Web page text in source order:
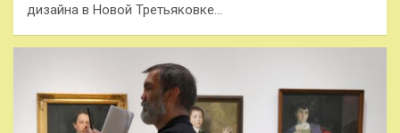
дизайна в Новой Третьяковке…